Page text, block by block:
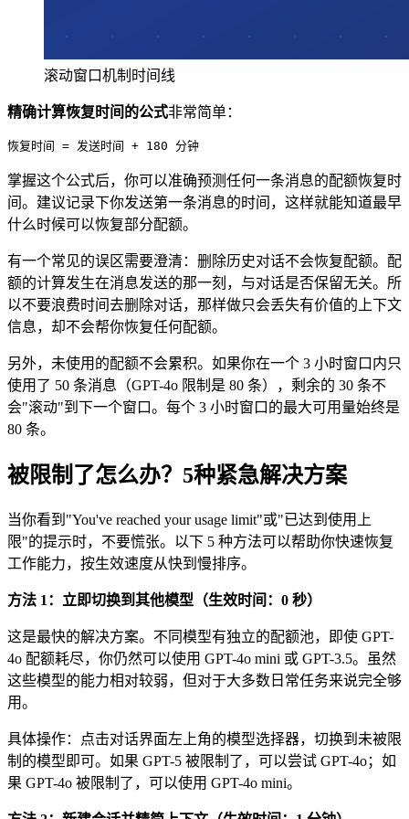
滚动窗口机制时间线
精确计算恢复时间的公式非常简单：
掌握这个公式后，你可以准确预测任何一条消息的配额恢复时
间。建议记录下你发送第一条消息的时间，这样就能知道最早
什么时候可以恢复部分配额。
有一个常见的误区需要澄清：删除历史对话不会恢复配额。配
额的计算发生在消息发送的那一刻，与对话是否保留无关。所
以不要浪费时间去删除对话，那样做只会丢失有价值的上下文
信息，却不会帮你恢复任何配额。
另外，未使用的配额不会累积。如果你在一个 3 小时窗口内只
使用了 50 条消息（GPT-4o 限制是 80 条），剩余的 30 条不
会"滚动"到下一个窗口。每个 3 小时窗口的最大可用量始终是
80 条。
被限制了怎么办？5种紧急解决方案
当你看到"You've reached your usage limit"或"已达到使用上
限"的提示时，不要慌张。以下 5 种方法可以帮助你快速恢复
工作能力，按生效速度从快到慢排序。
方法 1：立即切换到其他模型（生效时间：0 秒）
这是最快的解决方案。不同模型有独立的配额池，即使 GPT-
4o 配额耗尽，你仍然可以使用 GPT-4o mini 或 GPT-3.5。虽然
这些模型的能力相对较弱，但对于大多数日常任务来说完全够
用。
具体操作：点击对话界面左上角的模型选择器，切换到未被限
制的模型即可。如果 GPT-5 被限制了，可以尝试 GPT-4o；如
果 GPT-4o 被限制了，可以使用 GPT-4o mini。